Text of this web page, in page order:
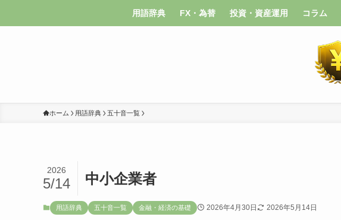
用語辞典 FX・為替 投資・資産運用 コラム
ホーム 用語辞典 五十音一覧
中小企業者
2026
5/14
用語辞典 五十音一覧 金融・経済の基礎 2026年4月30日 2026年5月14日